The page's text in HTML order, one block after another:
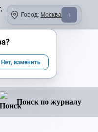
Город: Москва
Поиск по журналу
?
Нет, изменить